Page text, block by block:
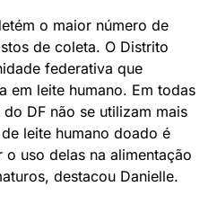
o maior número de
de coleta. O Distrito
federativa que
em leite humano. Em todas
DF não se utilizam mais
leite humano doado é
uso delas na alimentação
destacou Danielle.